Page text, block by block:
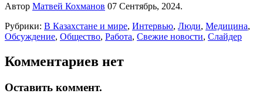
Автор Матвей Кохманов 07 Сентябрь, 2024.
Рубрики: В Казахстане и мире, Интервью, Люди, Медицина,
Обсуждение, Общество, Работа, Свежие новости, Слайдер
Комментариев нет
Оставить коммент.